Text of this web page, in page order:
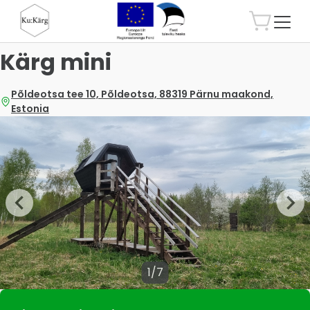
Kärg mini
Põldeotsa tee 10, Põldeotsa, 88319 Pärnu maakond,
Estonia
1/7